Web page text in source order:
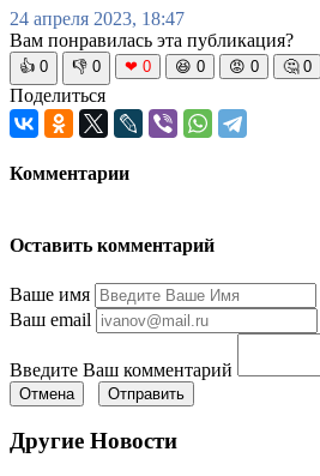
24 апреля 2023, 18:47
Вам понравилась эта публикация?
👍 0 👎 0 ❤ 0 😆 0 😡 0 🤔 0
Поделиться
Комментарии
Оставить комментарий
Ваше имя
Ваш email
Введите Ваш комментарий
Отмена Отправить
Другие Новости